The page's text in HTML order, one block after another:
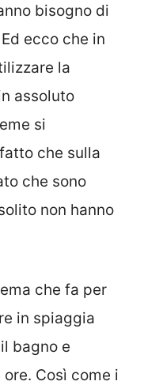
bisogno di
ecco che in
la
assoluto
si
che sulla
che sono
non hanno
che fa per
in spiaggia
bagno e
Così come i